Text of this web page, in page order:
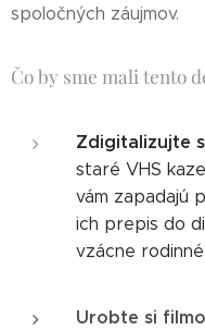
spoločných záujmov.
Čo by sme mali tento
Zdigitalizujte
staré VHS
vám zapadajú
ich prepis do
vzácne
Urobte si